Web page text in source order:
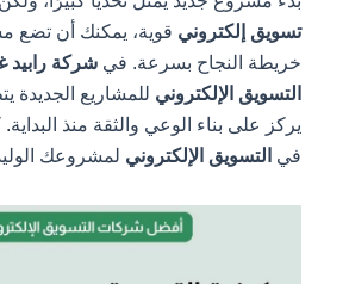
تسويق إلكترونيقوية، يمكنك أن تضع
خريطة النجاح بسرعة. فيشركة رابيد
التسويق الإلكترونيللمشاريع الجديدة
يركز على بناء الوعي والثقة منذ البداية.
فيالتسويق الإلكترونيلمشروعك الوليد؟